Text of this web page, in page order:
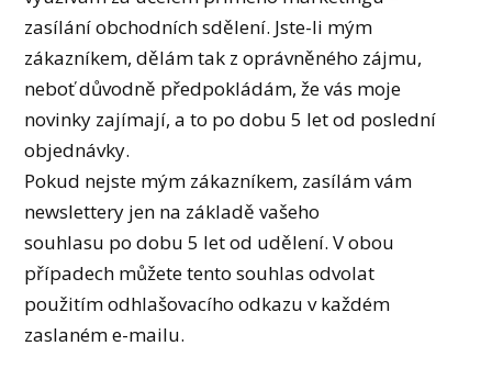
zasílání obchodních sdělení. Jste-li mým
zákazníkem, dělám tak z oprávněného zájmu,
neboť důvodně předpokládám, že vás moje
novinky zajímají, a to po dobu 5 let od poslední
objednávky.
Pokud nejste mým zákazníkem, zasílám vám
newslettery jen na základě vašeho
souhlasu po dobu 5 let od udělení. V obou
případech můžete tento souhlas odvolat
použitím odhlašovacího odkazu v každém
zaslaném e-mailu.